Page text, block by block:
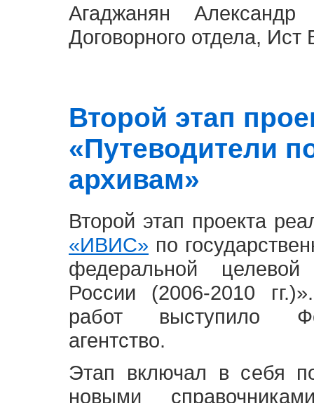
Агаджанян Александр
Договорного отдела,
Второй этап
«Путеводители
архивам»
Второй этап проекта
«ИВИС» по
федеральной
России (2006-2010
работ выступило
агентство.
Этап включал в себя
новыми